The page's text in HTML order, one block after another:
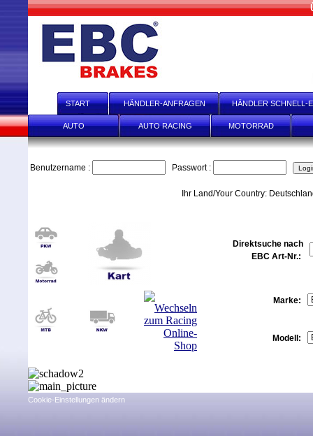
START HÄNDLER-ANFRAGEN HÄNDLER SCHNELL-
AUTO AUTO RACING MOTORRAD
Benutzername : Passwort :
Ihr Land/Your Country:
Direktsuche nach
EBC Art-Nr.:
Marke:
Modell:
Cookie-Einstellungen ändern